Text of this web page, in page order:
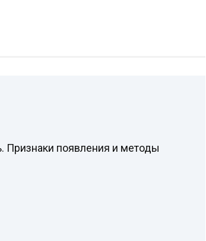
появления и методы